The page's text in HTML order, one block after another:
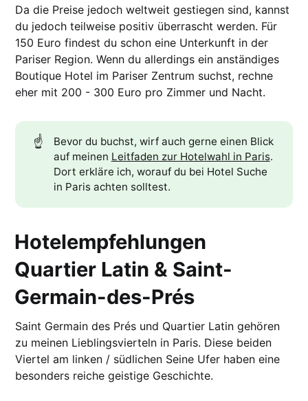
Da die Preise jedoch weltweit gestiegen sind, kannst
du jedoch teilweise positiv überrascht werden. Für
150 Euro findest du schon eine Unterkunft in der
Pariser Region. Wenn du allerdings ein anständiges
Boutique Hotel im Pariser Zentrum suchst, rechne
eher mit 200 - 300 Euro pro Zimmer und Nacht.
☝️
Bevor du buchst, wirf auch gerne einen Blick
auf meinen Leitfaden zur Hotelwahl in Paris.
Dort erkläre ich, worauf du bei Hotel Suche
in Paris achten solltest.
Hotelempfehlungen
Quartier Latin & Saint-
Germain-des-Prés
Saint Germain des Prés und Quartier Latin gehören
zu meinen Lieblingsvierteln in Paris. Diese beiden
Viertel am linken / südlichen Seine Ufer haben eine
besonders reiche geistige Geschichte.